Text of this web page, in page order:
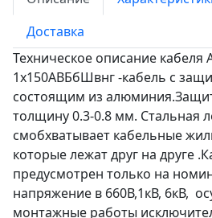
Доставка
Техническое описание
1х150АВБбШвнг -кабель с
состоящим из
толщину 0.3-0.8 мм. Стальная
смобхватывает кабельные
которые лежат друг на друге
предусмотрен только на
напряжение в 660В,1кВ, 6кВ,
монтажные работы